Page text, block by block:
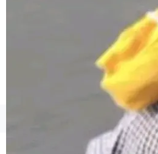
境、兼容场景、一键直出”。 Hy ASR
w 不要求标准普通话，方言识别覆盖
等 10 大方言片区和 20 余个二级小片
源评测集中，Hy ASR 3.0 preview 在
©OSCHINA(OSChina.NET)